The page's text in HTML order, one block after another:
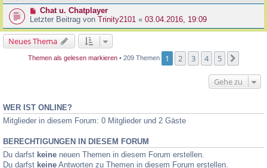
Chat u. Chatplayer
Letzter Beitrag von Trinity2101 « 03.04.2016, 19:09
Neues Thema
Themen als gelesen markieren • 209 Themen 1 2 3 4 5
Gehe zu
WER IST ONLINE?
Mitglieder in diesem Forum: 0 Mitglieder und 2 Gäste
BERECHTIGUNGEN IN DIESEM FORUM
Du darfst keine neuen Themen in diesem Forum erstellen.
Du darfst keine Antworten zu Themen in diesem Forum erstellen.